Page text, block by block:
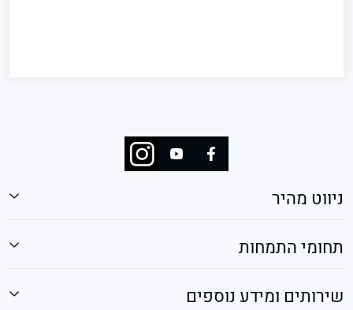
ניווט מהיר
תחומי התמחות
שירותים ומידע נוספים